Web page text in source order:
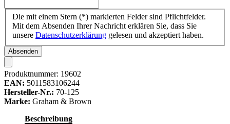
Die mit einem Stern (*) markierten Felder sind Pflichtfelder.
Mit dem Absenden Ihrer Nachricht erklären Sie, dass Sie
unsere Datenschutzerklärung gelesen und akzeptiert haben.
Absenden
Produktnummer: 19602
EAN: 5011583106244
Hersteller-Nr.: 70-125
Marke: Graham & Brown
Beschreibung